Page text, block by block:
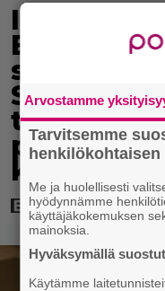
Illan Bond
pakotti
kässärin
Arvostamme
Tarvitsemme
Me ja huolellisesti
hyödynnämme
käyttäjäkokemuksen
mainoksia.
Hyväksymällä
Käytämme